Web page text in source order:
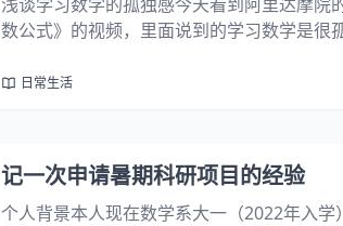
数公式》的视频，里面说到的学习数学是很
的和数学系之外的人相处的时候有这种感觉
日常生活
记一次申请暑期科研项目的经验
个人背景本人现在数学系大一（2022年入